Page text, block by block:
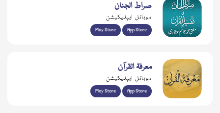
صراط الجنان
موبائل ایپلیکیشن
Play Store App Store
معرفۃ القرآن
موبائل ایپلیکیشن
Play Store App Store